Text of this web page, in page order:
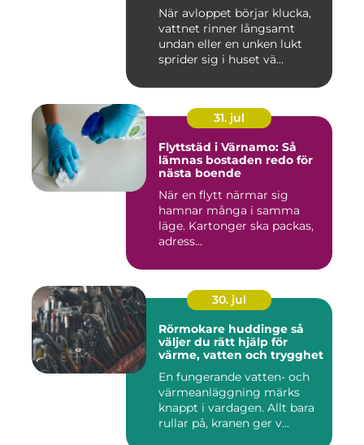
När avloppet börjar klucka,
vattnet rinner långsamt
undan eller en unken lukt
sprider sig i huset vä...
31. jul
Flyttstäd i Värnamo: Så
lämnas bostaden redo för
nästa boende
När en flytt närmar sig
hamnar många i samma
läge. Kartonger ska packas,
adress...
30. jul
Rörmokare huddinge så
väljer du rätt hjälp för
värme, vatten och trygghet
En fungerande vatten- och
värmeanläggning märks
knappt i vardagen. Allt bara
rullar på, kranen ger v...